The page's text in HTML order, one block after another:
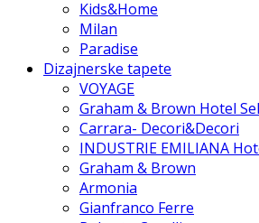
Kids&Home
Milan
Paradise
Dizajnerske tapete
VOYAGE
Graham & Brown Hotel
Carrara- Decori&Decori
INDUSTRIE EMILIANA
Graham & Brown
Armonia
Gianfranco Ferre